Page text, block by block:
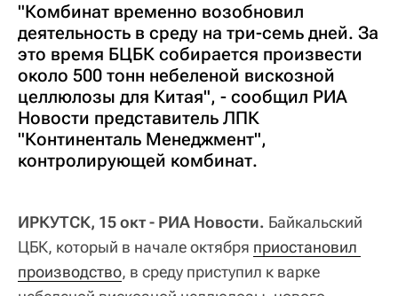
"Комбинат временно возобновил
деятельность в среду на три-семь дней. За
это время БЦБК собирается произвести
около 500 тонн небеленой вискозной
целлюлозы для Китая", - сообщил РИА
Новости представитель ЛПК
"Континенталь Менеджмент",
контролирующей комбинат.
ИРКУТСК, 15 окт - РИА Новости. Байкальский
ЦБК, который в начале октября приостановил
производство, в среду приступил к варке